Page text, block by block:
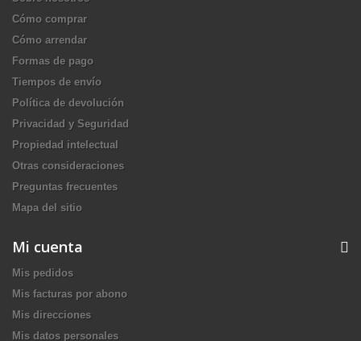
Cómo comprar
Cómo arrendar
Formas de pago
Tiempos de envío
Política de devolución
Privacidad y Seguridad
Propiedad intelectual
Otras consideraciones
Preguntas frecuentes
Mapa del sitio
Mi cuenta
Mis pedidos
Mis facturas por abono
Mis direcciones
Mis datos personales